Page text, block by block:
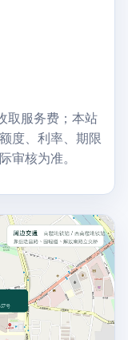
取服务费；本站
度、利率、期限
审核为准。